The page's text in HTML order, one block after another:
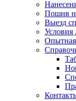
Пошив
Выезд
Условия
Опытная